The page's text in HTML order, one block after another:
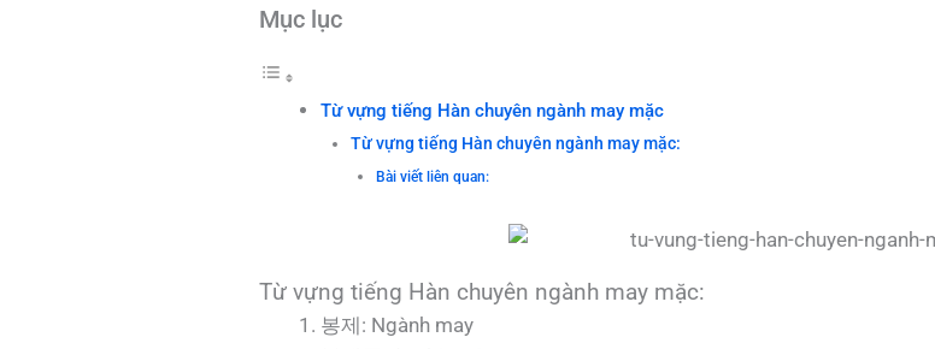
Mục lục
Từ vựng tiếng Hàn chuyên ngành may mặc
Từ vựng tiếng Hàn chuyên ngành may mặc:
Bài viết liên quan:
Từ vựng tiếng Hàn chuyên ngành may mặc:
봉제: Ngành may